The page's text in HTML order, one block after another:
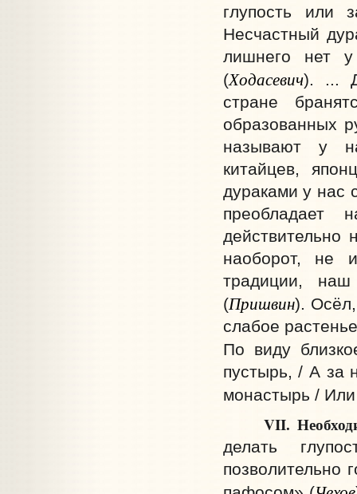
глупость или
Несчастный
лишнего нет
(Ходасевич). ...
стране
образованных
называют у
китайцев,
дураками у нас
преобладает
действительно
наоборот, не
традиции,
(Пришвин).
слабое
По виду
пустырь, / А за
монастырь /
VII.
делать
позволительно